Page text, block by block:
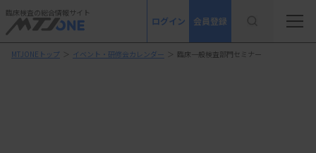
臨床検査の総合情報サイト
ログイン 会員登録
MTJONEトップ ＞ イベント・研修会カレンダー ＞ 臨床一般検査部門セミナー